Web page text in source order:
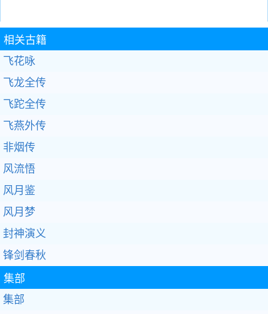
相关古籍
飞花咏
飞龙全传
飞跎全传
飞燕外传
非烟传
风流悟
风月鉴
风月梦
封神演义
锋剑春秋
集部
集部